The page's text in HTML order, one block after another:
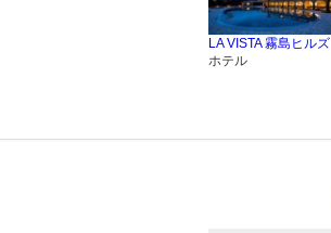
LA VISTA 霧島ヒルズ
ホテル